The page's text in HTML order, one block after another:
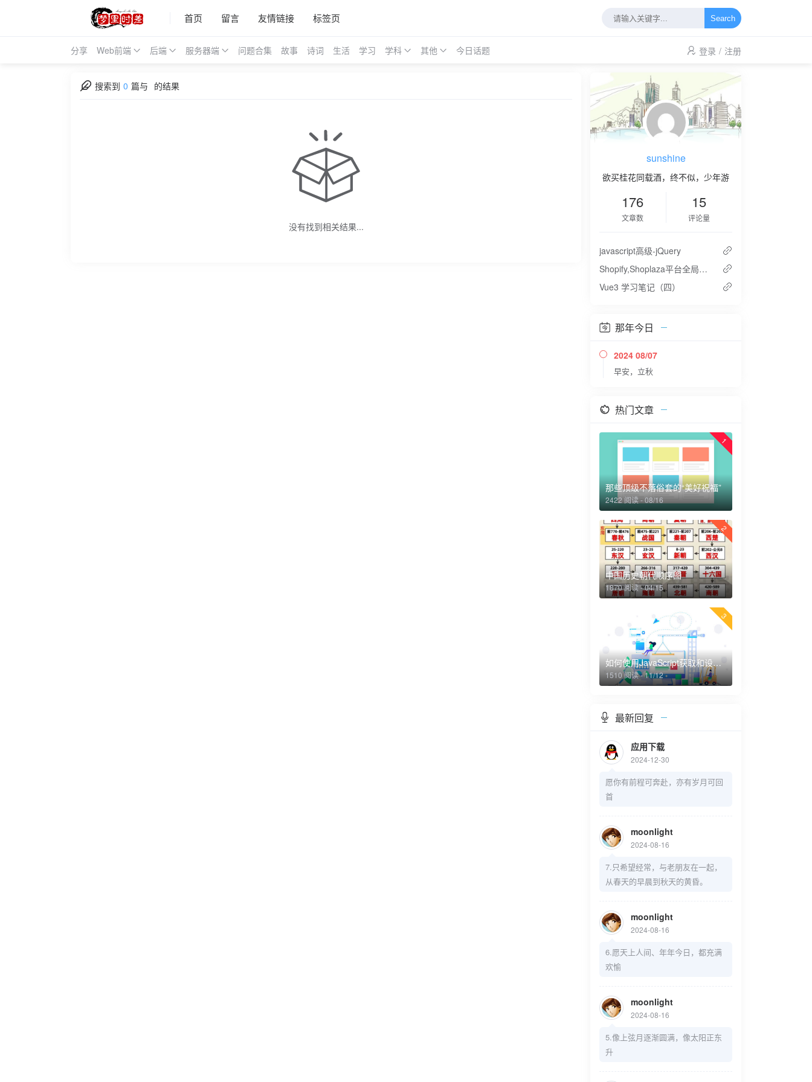
首页 留言 友情链接 标签页 Search
分享 Web前端 后端 服务器端 问题合集 故事 诗词 生活 学习 学科 其他 今日话题 登录 / 注册
搜索到 0 篇与 的结果
没有找到相关结果...
sunshine
欲买桂花同载酒，终不似，少年游
176
文章数
15
评论量
javascript高级-jQuery
Shopify,Shoplaza平台全局参数一览
Vue3 学习笔记（四）
那年今日
2024 08/07
早安，立秋
热门文章
1
那些顶级不落俗套的“美好祝福”
2422 阅读 - 08/16
2
中国历史朝代顺序图
1870 阅读 - 04/15
3
如何使用JavaScript获取和设置CSS root变量值
1510 阅读 - 11/12
最新回复
应用下载
2024-12-30
愿你有前程可奔赴，亦有岁月可回
首
moonlight
2024-08-16
7.只希望经常，与老朋友在一起，
从春天的早晨到秋天的黄昏。
moonlight
2024-08-16
6.愿天上人间、年年今日，都充满
欢愉
moonlight
2024-08-16
5.像上弦月逐渐圆满，像太阳正东
升